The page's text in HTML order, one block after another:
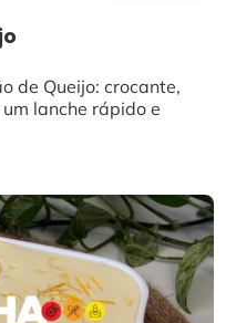
de Queijo: crocante,
lanche rápido e